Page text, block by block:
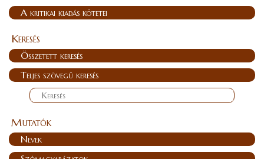
A kritikai kiadás kötetei
Keresés
Összetett keresés
Teljes szövegű keresés
Mutatók
Nevek